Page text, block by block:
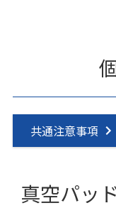
共通注意事項
真空パッ